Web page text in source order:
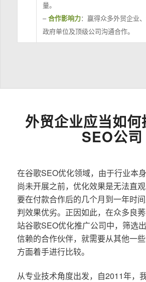
量。
–合作影响力：赢得众多外贸企业
政府单位及顶级公司沟通合作。
外贸企业应当如
SEO公司
在谷歌SEO优化领域，由于行业本
尚未开展之前，优化效果是无法直
要在付款合作后的几个月到一年时
判效果优劣。正因如此，在众多良
站谷歌SEO优化推广公司中，筛选
信赖的合作伙伴，就需要从其他一
方面着手进行比较。
从专业技术角度出发，自2011年，